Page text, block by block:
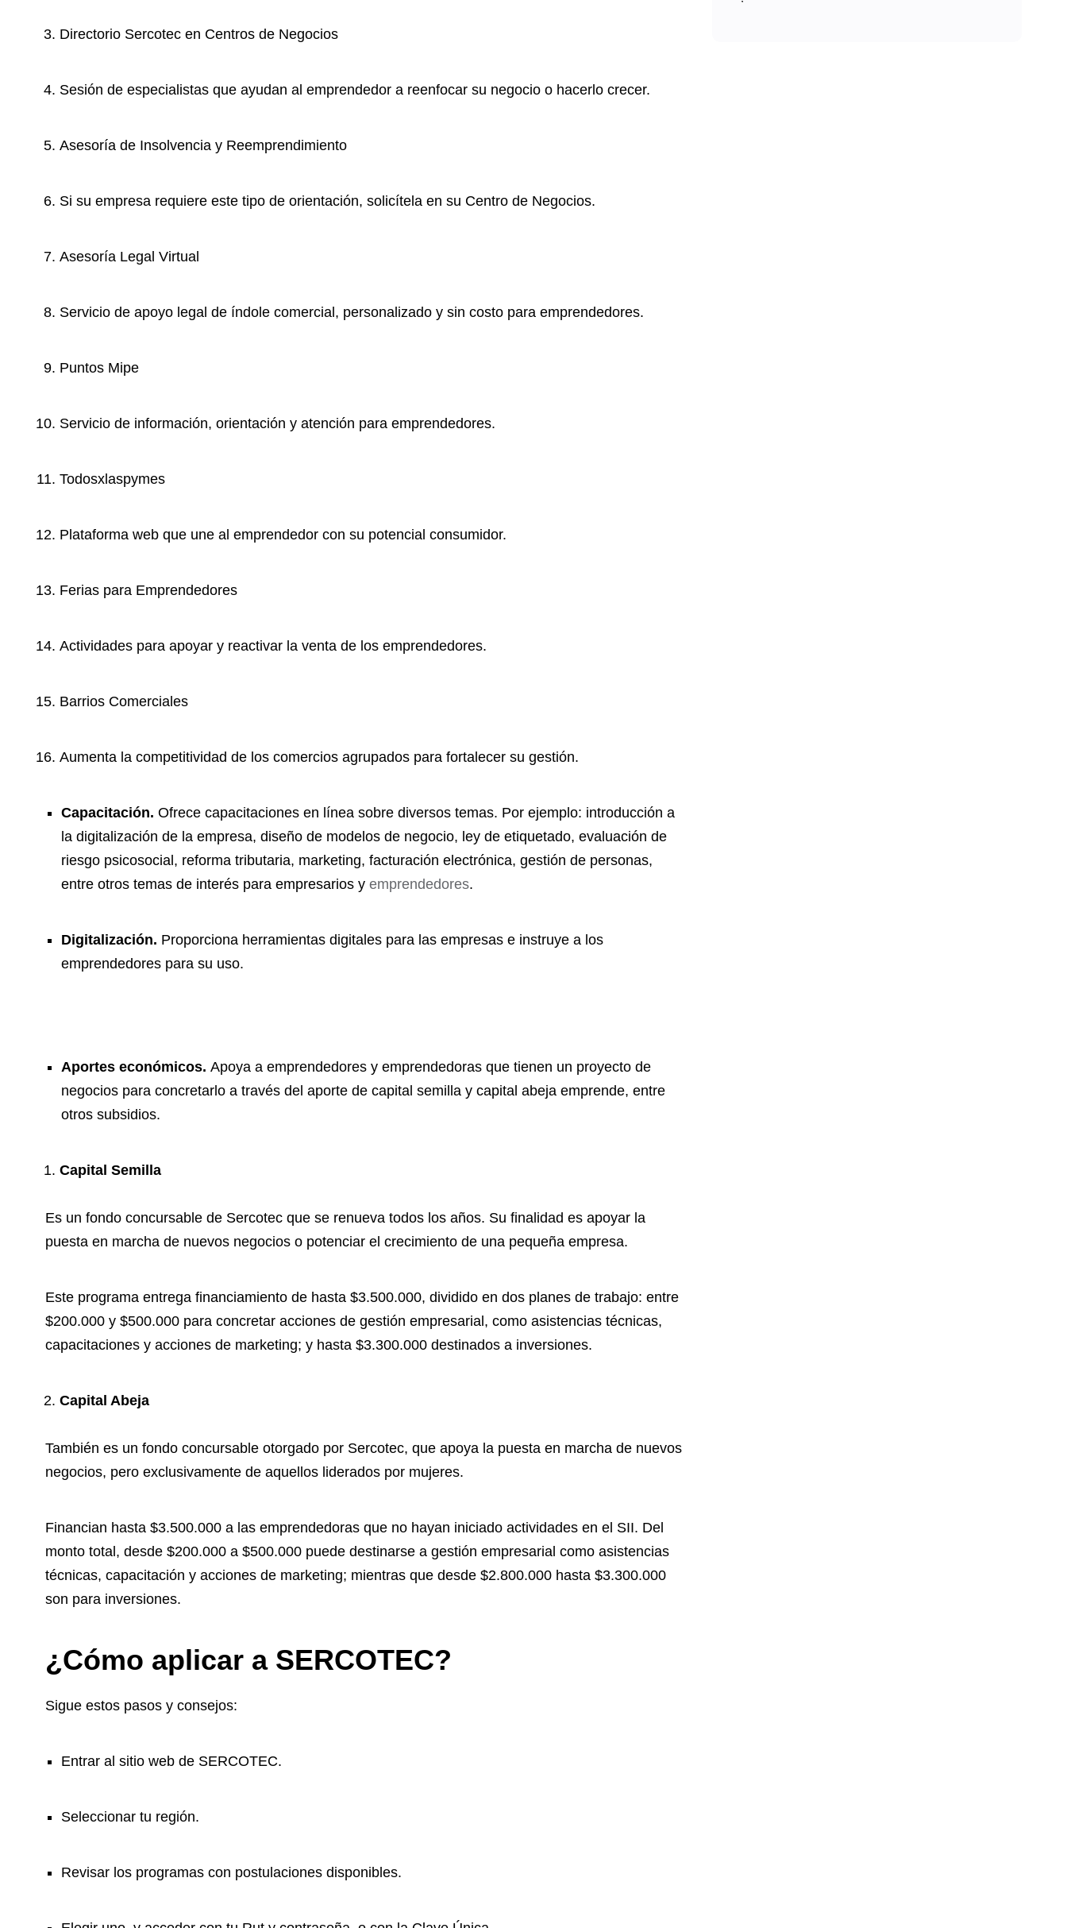
Directorio Sercotec en Centros de Negocios
Sesión de especialistas que ayudan al emprendedor a reenfocar su negocio o hacerlo crecer.
Asesoría de Insolvencia y Reemprendimiento
Si su empresa requiere este tipo de orientación, solicítela en su Centro de Negocios.
Asesoría Legal Virtual
Servicio de apoyo legal de índole comercial, personalizado y sin costo para emprendedores.
Puntos Mipe
Servicio de información, orientación y atención para emprendedores.
Todosxlaspymes
Plataforma web que une al emprendedor con su potencial consumidor.
Ferias para Emprendedores
Actividades para apoyar y reactivar la venta de los emprendedores.
Barrios Comerciales
Aumenta la competitividad de los comercios agrupados para fortalecer su gestión.
Capacitación. Ofrece capacitaciones en línea sobre diversos temas. Por ejemplo: introducción a
la digitalización de la empresa, diseño de modelos de negocio, ley de etiquetado, evaluación de
riesgo psicosocial, reforma tributaria, marketing, facturación electrónica, gestión de personas,
entre otros temas de interés para empresarios y emprendedores.
Digitalización. Proporciona herramientas digitales para las empresas e instruye a los
emprendedores para su uso.
Aportes económicos. Apoya a emprendedores y emprendedoras que tienen un proyecto de
negocios para concretarlo a través del aporte de capital semilla y capital abeja emprende, entre
otros subsidios.
Capital Semilla
Es un fondo concursable de Sercotec que se renueva todos los años. Su finalidad es apoyar la
puesta en marcha de nuevos negocios o potenciar el crecimiento de una pequeña empresa.
Este programa entrega financiamiento de hasta $3.500.000, dividido en dos planes de trabajo: entre
$200.000 y $500.000 para concretar acciones de gestión empresarial, como asistencias técnicas,
capacitaciones y acciones de marketing; y hasta $3.300.000 destinados a inversiones.
Capital Abeja
También es un fondo concursable otorgado por Sercotec, que apoya la puesta en marcha de nuevos
negocios, pero exclusivamente de aquellos liderados por mujeres.
Financian hasta $3.500.000 a las emprendedoras que no hayan iniciado actividades en el SII. Del
monto total, desde $200.000 a $500.000 puede destinarse a gestión empresarial como asistencias
técnicas, capacitación y acciones de marketing; mientras que desde $2.800.000 hasta $3.300.000
son para inversiones.
¿Cómo aplicar a SERCOTEC?
Sigue estos pasos y consejos:
Entrar al sitio web de SERCOTEC.
Seleccionar tu región.
Revisar los programas con postulaciones disponibles.